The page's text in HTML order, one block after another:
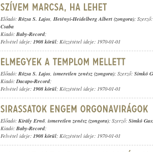
Előadó: Rózsa S. Lajos, Hetényi-Heidelberg Albert (zongora);
Csaba
Kiadó: Baby-Record;
Felvétel ideje: 1908 körül; Közzététel ideje: 1970-01-01
Előadó: Rózsa S. Lajos, ismeretlen zenész (zongora); Szerző: Simkó
Kiadó:Dacapo-Record;
Felvétel ideje: 1908 körül; Közzététel ideje: 1970-01-01
Előadó: Király Ernő, ismeretlen zenész (zongora); Szerző: Simkó
Kiadó: Baby-Record;
Felvétel ideje: 1908 körül; Közzététel ideje: 1970-01-01